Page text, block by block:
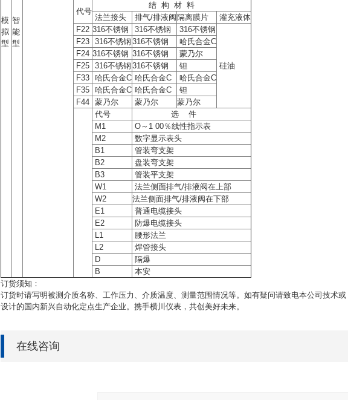
模
拟
型
智
能
型
代号
结 构 材 料
法兰接头
排气/排液阀 隔离膜片
灌充液体
F22 316不锈钢 316不锈钢 316不锈钢
硅油
F23 316不锈钢 316不锈钢
哈氏合金C
F24 316不锈钢 316不锈钢
蒙乃尔
F25 316不锈钢 316不锈钢
钽
F33 哈氏合金C 哈氏合金C
哈氏合金C
F35 哈氏合金C 哈氏合金C
钽
F44 蒙乃尔 蒙乃尔
蒙乃尔
代号
选 件
M1
O～1 00％线性指示表
M2
数字显示表头
B1
管装弯支架
B2
盘装弯支架
B3
管装平支架
W1
法兰侧面排气/排液阀在上部
W2
法兰侧面排气/排液阀在下部
E1
普通电缆接头
E2
防爆电缆接头
L1
腰形法兰
L2
焊管接头
D
隔爆
B
本安
订货须知：
订货时请写明被测介质名称、工作压力、介质温度、测量范围情况等。如有疑问请致电本公司技术
设计的国内新兴自动化定点生产企业。携手横川仪表，共创美好未来。
在线咨询